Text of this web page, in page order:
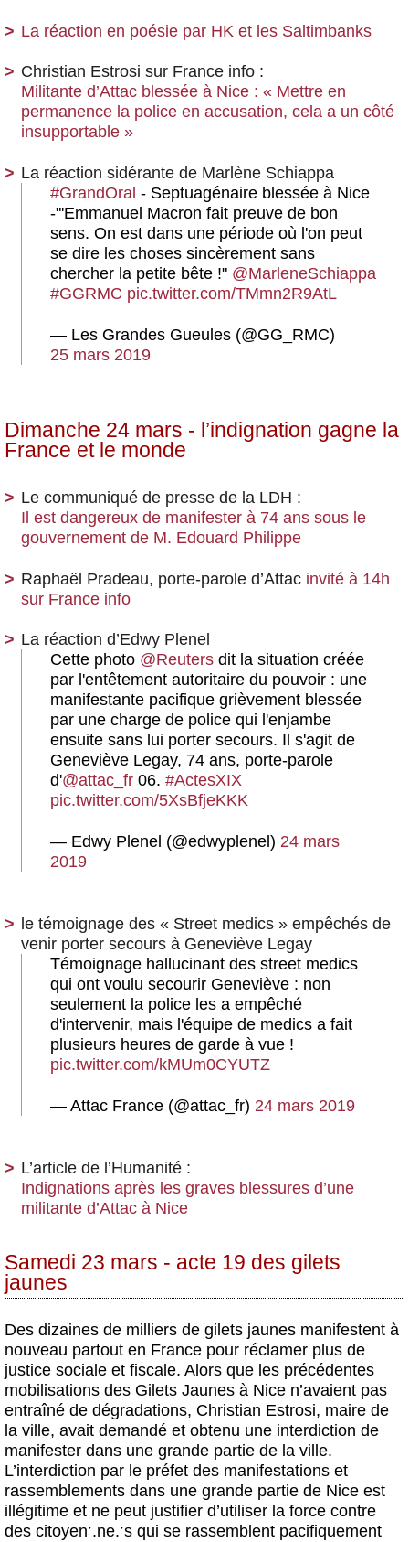
La réaction en poésie par HK et les Saltimbanks
Christian Estrosi sur France info :
Militante d’Attac blessée à Nice : « Mettre en
permanence la police en accusation, cela a un côté
insupportable »
La réaction sidérante de Marlène Schiappa
#GrandOral - Septuagénaire blessée à Nice
-"'Emmanuel Macron fait preuve de bon
sens. On est dans une période où l'on peut
se dire les choses sincèrement sans
chercher la petite bête !" @MarleneSchiappa
#GGRMC pic.twitter.com/TMmn2R9AtL
— Les Grandes Gueules (@GG_RMC)
25 mars 2019
Dimanche 24 mars - l’indignation gagne la
France et le monde
Le communiqué de presse de la LDH :
Il est dangereux de manifester à 74 ans sous le
gouvernement de M. Edouard Philippe
Raphaël Pradeau, porte-parole d’Attac invité à 14h
sur France info
La réaction d’Edwy Plenel
Cette photo @Reuters dit la situation créée
par l'entêtement autoritaire du pouvoir : une
manifestante pacifique grièvement blessée
par une charge de police qui l'enjambe
ensuite sans lui porter secours. Il s'agit de
Geneviève Legay, 74 ans, porte-parole
d'@attac_fr 06. #ActesXIX
pic.twitter.com/5XsBfjeKKK
— Edwy Plenel (@edwyplenel) 24 mars
2019
le témoignage des « Street medics » empêchés de
venir porter secours à Geneviève Legay
Témoignage hallucinant des street medics
qui ont voulu secourir Geneviève : non
seulement la police les a empêché
d'intervenir, mais l'équipe de medics a fait
plusieurs heures de garde à vue !
pic.twitter.com/kMUm0CYUTZ
— Attac France (@attac_fr) 24 mars 2019
L’article de l’Humanité :
Indignations après les graves blessures d’une
militante d’Attac à Nice
Samedi 23 mars - acte 19 des gilets
jaunes
Des dizaines de milliers de gilets jaunes manifestent à
nouveau partout en France pour réclamer plus de
justice sociale et fiscale. Alors que les précédentes
mobilisations des Gilets Jaunes à Nice n’avaient pas
entraîné de dégradations, Christian Estrosi, maire de
la ville, avait demandé et obtenu une interdiction de
manifester dans une grande partie de la ville.
L’interdiction par le préfet des manifestations et
rassemblements dans une grande partie de Nice est
illégitime et ne peut justifier d’utiliser la force contre
des citoyenˑ.ne.ˑs qui se rassemblent pacifiquement